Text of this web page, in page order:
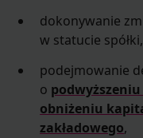
dokonywanie
w statucie spółki,
podejmowanie
o
obniżeniu
zakładowego,